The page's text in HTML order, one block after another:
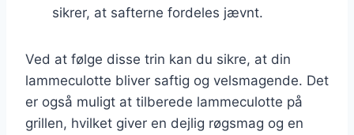
sikrer, at safterne fordeles jævnt.
Ved at følge disse trin kan du sikre, at din
lammeculotte bliver saftig og velsmagende. Det
er også muligt at tilberede lammeculotte på
grillen, hvilket giver en dejlig røgsmag og en